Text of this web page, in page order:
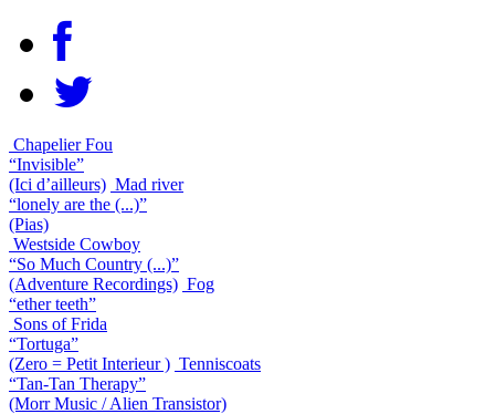
Chapelier Fou
“Invisible”
(Ici d’ailleurs) Mad river
“lonely are the (...)”
(Pias)
Westside Cowboy
“So Much Country (...)”
(Adventure Recordings) Fog
“ether teeth”
Sons of Frida
“Tortuga”
(Zero = Petit Interieur ) Tenniscoats
“Tan-Tan Therapy”
(Morr Music / Alien Transistor)